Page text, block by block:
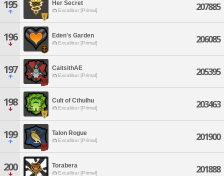
195 Her Secret
Excalibur [Primal] 207885
196 Eden's Garden
Excalibur [Primal] 206085
197 CaitsithAE
Excalibur [Primal] 205395
198 Cult of Cthulhu
Excalibur [Primal] 203463
199 Talon Rogue
Excalibur [Primal] 201900
200 Torabera
Excalibur [Primal] 201888